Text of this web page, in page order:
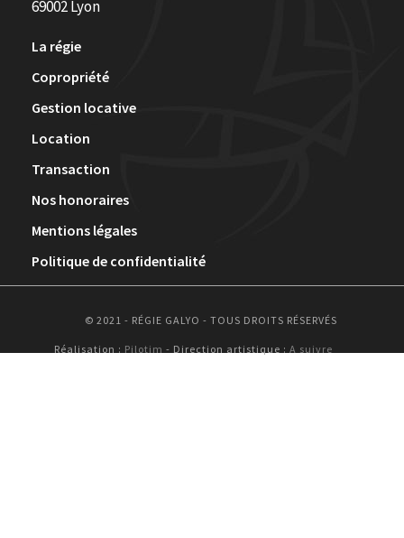
69002 Lyon
La régie
Copropriété
Gestion locative
Location
Transaction
Nos honoraires
Mentions légales
Politique de confidentialité
© 2021 - RÉGIE GALYO - TOUS DROITS RÉSERVÉS
Réalisation : Pilotim - Direction artistique : A suivre